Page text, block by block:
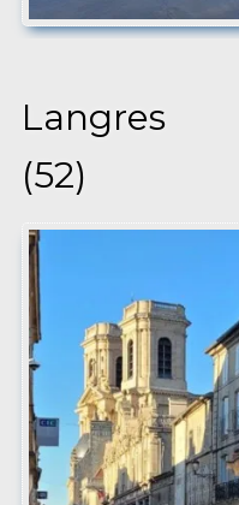
Langres
(52)